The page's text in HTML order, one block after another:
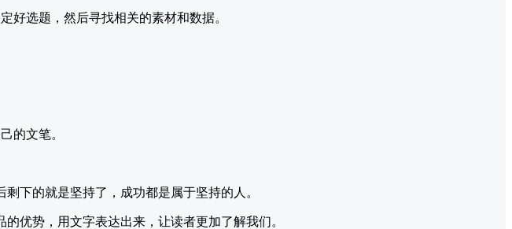
好选题，然后寻找相关的素材和数据。
的文笔。
下的就是坚持了，成功都是属于坚持的人。
优势，用文字表达出来，让读者更加了解我们。